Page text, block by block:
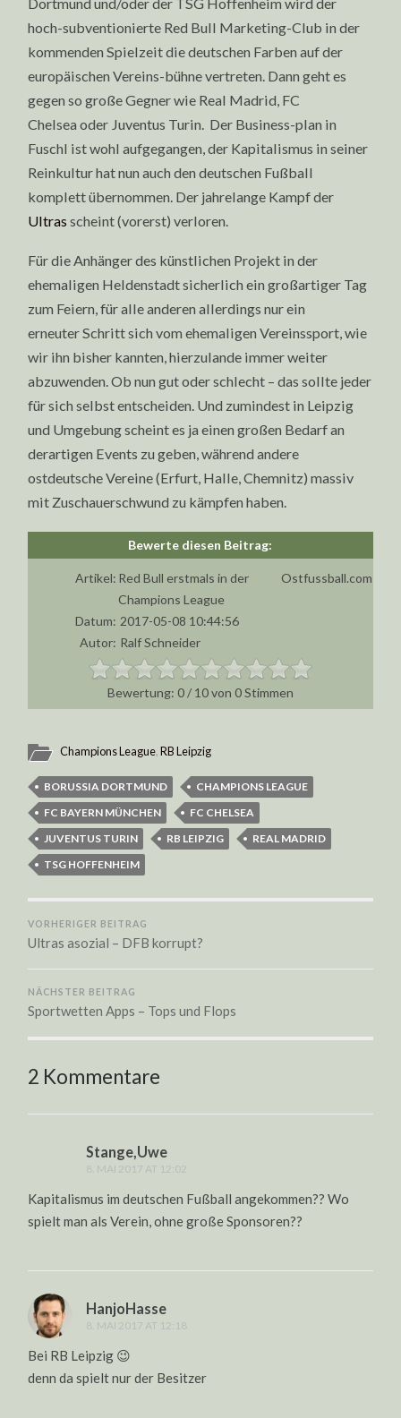
hoch-subventionierte Red Bull Marketing-Club in der
kommenden Spielzeit die deutschen Farben auf der
europäischen Vereins-bühne vertreten. Dann geht es
gegen so große Gegner wie Real Madrid, FC
Chelsea oder Juventus Turin. Der Business-plan in
Fuschl ist wohl aufgegangen, der Kapitalismus in seiner
Reinkultur hat nun auch den deutschen Fußball
komplett übernommen. Der jahrelange Kampf der
Ultras scheint (vorerst) verloren.
Für die Anhänger des künstlichen Projekt in der
ehemaligen Heldenstadt sicherlich ein großartiger Tag
zum Feiern, für alle anderen allerdings nur ein
erneuter Schritt sich vom ehemaligen Vereinssport, wie
wir ihn bisher kannten, hierzulande immer weiter
abzuwenden. Ob nun gut oder schlecht – das sollte jeder
für sich selbst entscheiden. Und zumindest in Leipzig
und Umgebung scheint es ja einen großen Bedarf an
derartigen Events zu geben, während andere
ostdeutsche Vereine (Erfurt, Halle, Chemnitz) massiv
mit Zuschauerschwund zu kämpfen haben.
Artikel: Red Bull erstmals in der
Champions League
Ostfussball.com
Datum: 2017-05-08 10:44:56
Autor: Ralf Schneider
0/ 10von 0Stimmen
Champions League,RB Leipzig
BORUSSIA DORTMUND
CHAMPIONS LEAGUE
FC BAYERN MÜNCHEN
FC CHELSEA
JUVENTUS TURIN
RB LEIPZIG
REAL MADRID
TSG HOFFENHEIM
VORHERIGER BEITRAG
Ultras asozial – DFB korrupt?
NÄCHSTER BEITRAG
Sportwetten Apps – Tops und Flops
2 Kommentare
Stange,Uwe
8. MAI 2017 AT 12:02
Kapitalismus im deutschen Fußball angekommen?? Wo
spielt man als Verein, ohne große Sponsoren??
HanjoHasse
8. MAI 2017 AT 12:18
Bei RB Leipzig 😉
denn da spielt nur der Besitzer